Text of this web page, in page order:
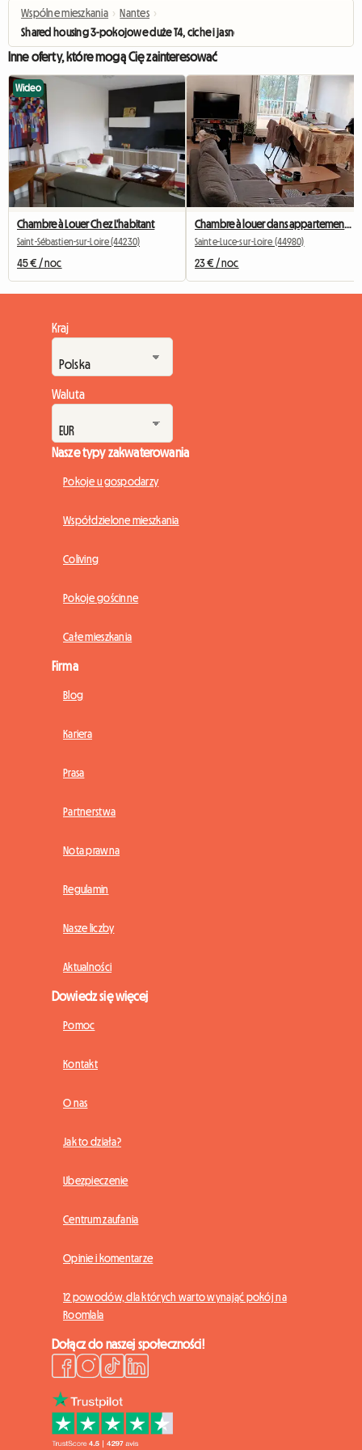
Wspólne mieszkania › Nantes ›
Shared housing 3-pokojowe duże T4, ciche i jasne, Nantes Wschód
Inne oferty, które mogą Cię zainteresować
Wideo
Chambre à Louer Chez L'habitant
Saint-Sébastien-sur-Loire (44230)
45 € / noc
Chambre à louer dans appartement partagé
Sainte-Luce-sur-Loire (44980)
23 € / noc
Kraj
Waluta
Nasze typy zakwaterowania
Pokoje u gospodarzy
Współdzielone mieszkania
Coliving
Pokoje gościnne
Całe mieszkania
Firma
Blog
Kariera
Prasa
Partnerstwa
Nota prawna
Regulamin
Nasze liczby
Aktualności
Dowiedz się więcej
Pomoc
Kontakt
O nas
Jak to działa?
Ubezpieczenie
Centrum zaufania
Opinie i komentarze
12 powodów, dla których warto wynająć pokój na
Roomlala
Dołącz do naszej społeczności!